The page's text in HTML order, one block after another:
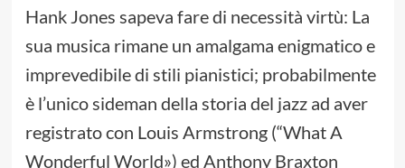
Hank Jones sapeva fare di necessità virtù: La
sua musica rimane un amalgama enigmatico e
imprevedibile di stili pianistici; probabilmente
è l’unico sideman della storia del jazz ad aver
registrato con Louis Armstrong (“What A
Wonderful World») ed Anthony Braxton